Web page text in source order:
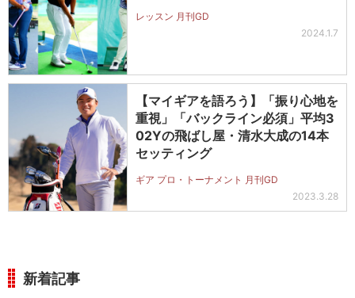
レッスン 月刊GD
2024.1.7
【マイギアを語ろう】「振り心地を
重視」「バックライン必須」平均3
02Yの飛ばし屋・清水大成の14本
セッティング
ギア プロ・トーナメント 月刊GD
2023.3.28
新着記事